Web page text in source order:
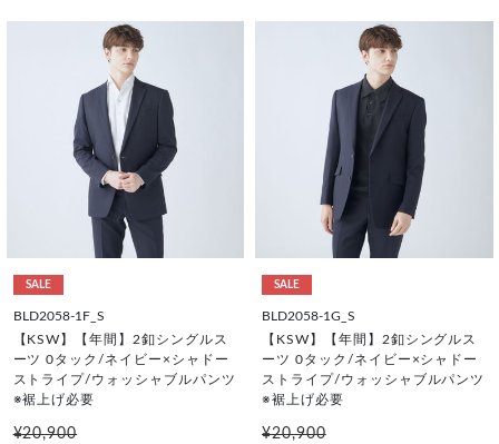
SALE
BLD2058-1F_S
【KSW】【年間】2釦シングルス
ーツ 0タック/ネイビー×シャドー
ストライプ/ウォッシャブルパンツ
※裾上げ必要
¥20,900
SALE
BLD2058-1G_S
【KSW】【年間】2釦シングルス
ーツ 0タック/ネイビー×シャドー
ストライプ/ウォッシャブルパンツ
※裾上げ必要
¥20,900